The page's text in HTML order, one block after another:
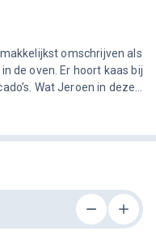
omschrijven als
de oven. Er hoort kaas bij
Wat Jeroen in deze